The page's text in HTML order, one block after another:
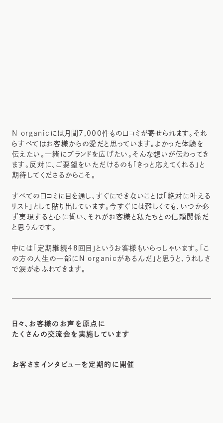
N organicには月間7,000件もの口コミが寄せられます。それ
らすべてはお客様からの愛だと思っています。よかった体験を
伝えたい。一緒にブランドを広げたい。そんな想いが伝わってき
ます。反対に、ご要望をいただけるのも「きっと応えてくれる」と
期待してくださるからこそ。
すべての口コミに目を通し、すぐにできないことは「絶対に叶える
リスト」として貼り出しています。今すぐには難しくても、いつか必
ず実現すると心に誓い、それがお客様と私たちとの信頼関係だ
と思うんです。
中には「定期継続48回目」というお客様もいらっしゃいます。「こ
の方の人生の一部にN organicがあるんだ」と思うと、うれしさ
で涙があふれてきます。
日々、お客様のお声を原点に
たくさんの交流会を実施しています
お客さまインタビューを定期的に開催